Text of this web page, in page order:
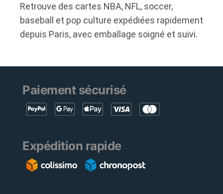
Retrouve des cartes NBA, NFL, soccer,
baseball et pop culture expédiées rapidement
depuis Paris, avec emballage soigné et suivi.
Paiement sécurisé
Expédition rapide